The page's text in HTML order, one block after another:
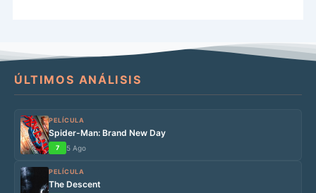
ÚLTIMOS ANÁLISIS
PELÍCULA
Spider-Man: Brand New Day
7 5 Ago
PELÍCULA
The Descent